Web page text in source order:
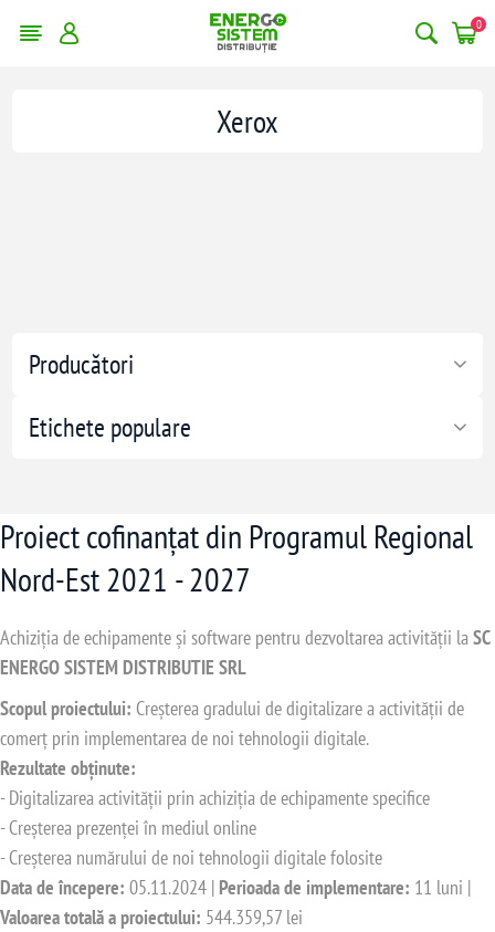
0
Producători
Etichete populare
Xerox
Proiect cofinanțat din Programul Regional
Nord-Est 2021 - 2027
Achiziția de echipamente și software pentru dezvoltarea activității laSC
ENERGO SISTEM DISTRIBUTIE SRL
Scopul proiectului: Creșterea gradului de digitalizare a activității de
comerț prin implementarea de noi tehnologii digitale.
Rezultate obținute:
- Digitalizarea activității prin achiziția de echipamente specifice
- Creșterea prezenței în mediul online
- Creșterea numărului de noi tehnologii digitale folosite
Data de începere: 05.11.2024 | Perioada de implementare: 11 luni |
Valoarea totală a proiectului: 544.359,57 lei